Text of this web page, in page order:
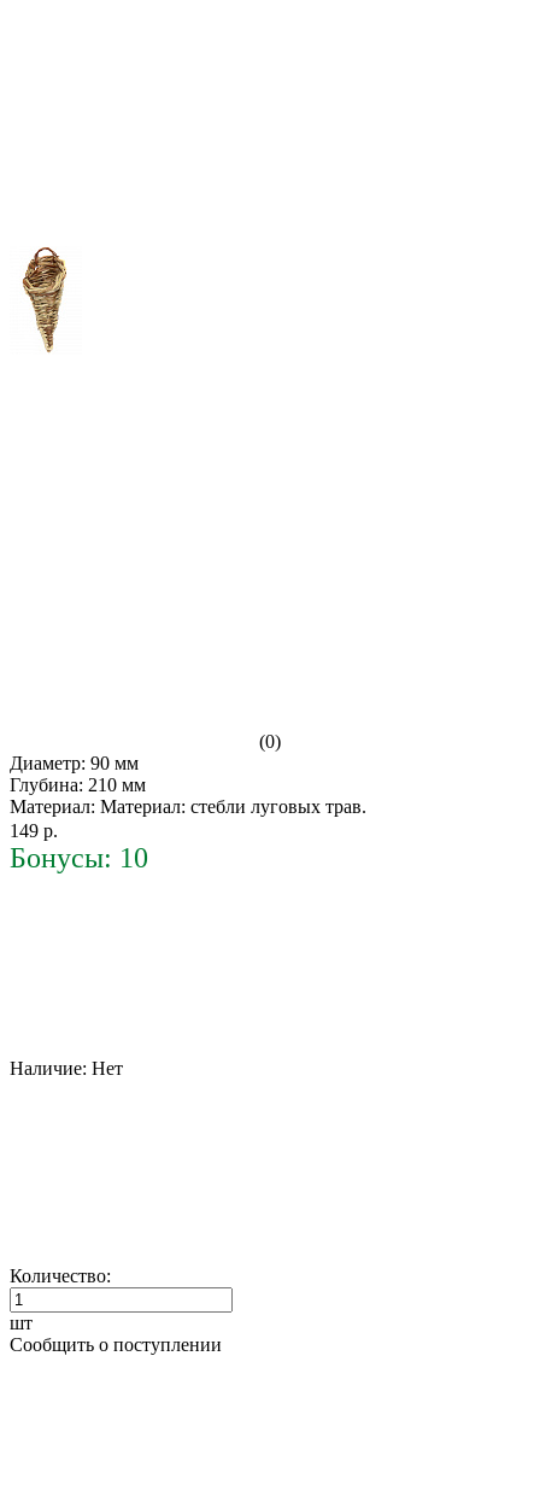
(0)
Диаметр: 90 мм
Глубина: 210 мм
Материал: Материал: стебли луговых трав.
149 р.
Бонусы: 10
Наличие: Нет
Количество:
шт
Сообщить о поступлении